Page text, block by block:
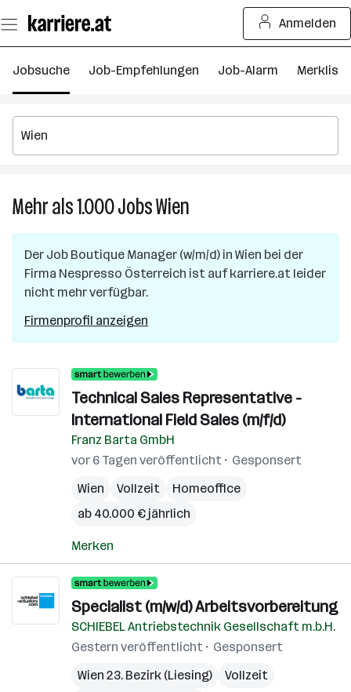
Seiteninhalt
springen
Anmelden
Jobsuche Job-Empfehlungen Job-Alarm Merkliste
Mehr als 1.000JobsWien
Jobs
in
Der Job Boutique Manager (w/m/d) in Wien bei der
Firma Nespresso Österreich ist auf karriere.at leider
nicht mehr verfügbar.
Firmenprofil anzeigen
Technical Sales Representative -
International Field Sales (m/f/d)
Franz Barta GmbH
vor 6 Tagen veröffentlicht
Gesponsert
Wien
Vollzeit
Homeoffice
ab 40.000 € jährlich
Merken
Specialist (m/w/d) Arbeitsvorbereitung
SCHIEBEL Antriebstechnik Gesellschaft m.b.H.
Gestern veröffentlicht
Gesponsert
Wien 23. Bezirk (Liesing)
Vollzeit